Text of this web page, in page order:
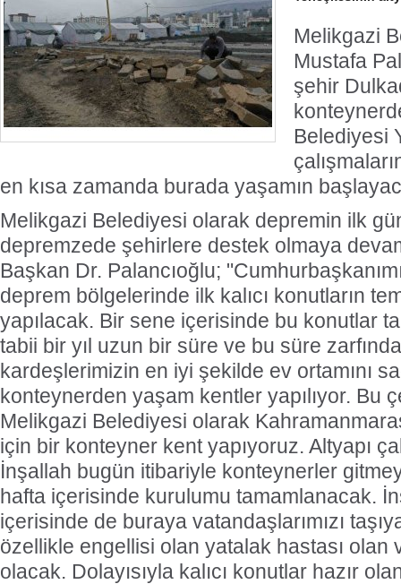
Melikgazi
Mustafa
şehir
Belediyesi
en kısa zamanda burada yaşamın
Melikgazi Belediyesi olarak depremin ilk
depremzede şehirlere destek olmaya
Başkan Dr. Palancıoğlu;
deprem bölgelerinde ilk kalıcı konutların
yapılacak. Bir sene içerisinde bu konutlar
tabii bir yıl uzun bir süre ve bu süre
kardeşlerimizin en iyi şekilde ev ortamını
konteynerden yaşam kentler yapılıyor. Bu
Melikgazi Belediyesi olarak
için bir konteyner kent yapıyoruz. Altyapı
İnşallah bugün itibariyle konteynerler
hafta içerisinde kurulumu tamamlanacak.
içerisinde de buraya vatandaşlarımızı
özellikle engellisi olan yatalak hastası olan
olacak. Dolayısıyla kalıcı konutlar hazır